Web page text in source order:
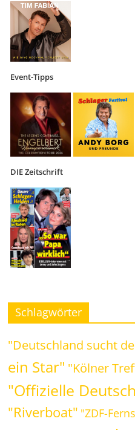
Event-Tipps
DIE Zeitschrift
Schlagwörter
"Deutschland sucht
ein Star" "Kölner
"Offizielle
"Riverboat" "ZDF-